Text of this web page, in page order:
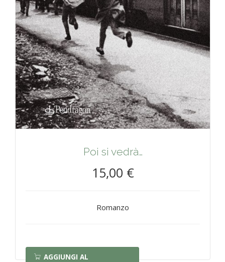
Poi si vedrà…
15,00 €
Romanzo
AGGIUNGI AL